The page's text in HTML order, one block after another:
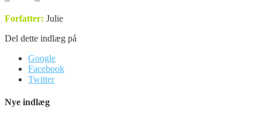
Forfatter: Julie
Del dette indlæg på
Google
Facebook
Twitter
Nye indlæg